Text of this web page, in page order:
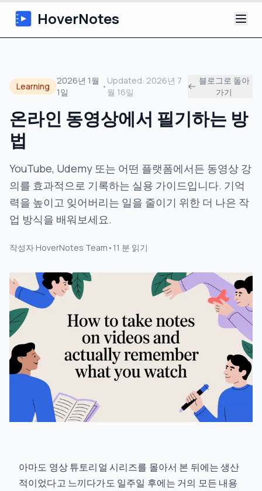
HoverNotes
Extension
AI 영상 노트
소개
Learning
2026년 1월
1일
•
Updated: 2026년 7
월 16일
블로그로 돌아
가기
온라인 동영상에서 필기하는 방
법
YouTube, Udemy 또는 어떤 플랫폼에서든 동영상 강
의를 효과적으로 기록하는 실용 가이드입니다. 기억
력을 높이고 잊어버리는 일을 줄이기 위한 더 나은 작
업 방식을 배워보세요.
작성자 HoverNotes Team • 11 분 읽기
아마도 영상 튜토리얼 시리즈를 몰아서 본 뒤에는 생산
적이었다고 느끼다가도 일주일 후에는 거의 모든 내용